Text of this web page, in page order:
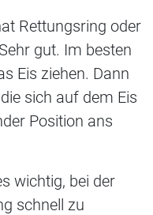
Rettungsring oder
gut. Im besten
Eis ziehen. Dann
sich auf dem Eis
Position ans
wichtig, bei der
schnell zu